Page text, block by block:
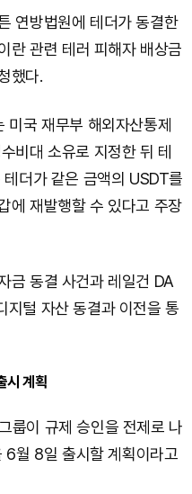
연방법원에 테더가 동결한
관련 테러 피해자 배상금
했다.
미국 재무부 해외자산통제
비대 소유로 지정한 뒤 테
더가 같은 금액의 USDT를
에 재발행할 수 있다고 주장
금 동결 사건과 레일건 DA
지털 자산 동결과 이전을 통
시 계획
룹이 규제 승인을 전제로 나
6월 8일 출시할 계획이라고